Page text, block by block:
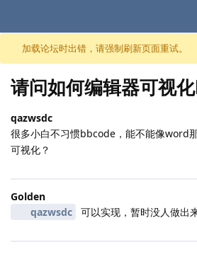
跳至内容
加载论坛时出错，请强制刷新页面重试。
请问如何编辑器可视
qazwsdc
很多小白不习惯bbcode，能不能像word
可视化？
Golden
qazwsdc
可以实现，暂时没人做出